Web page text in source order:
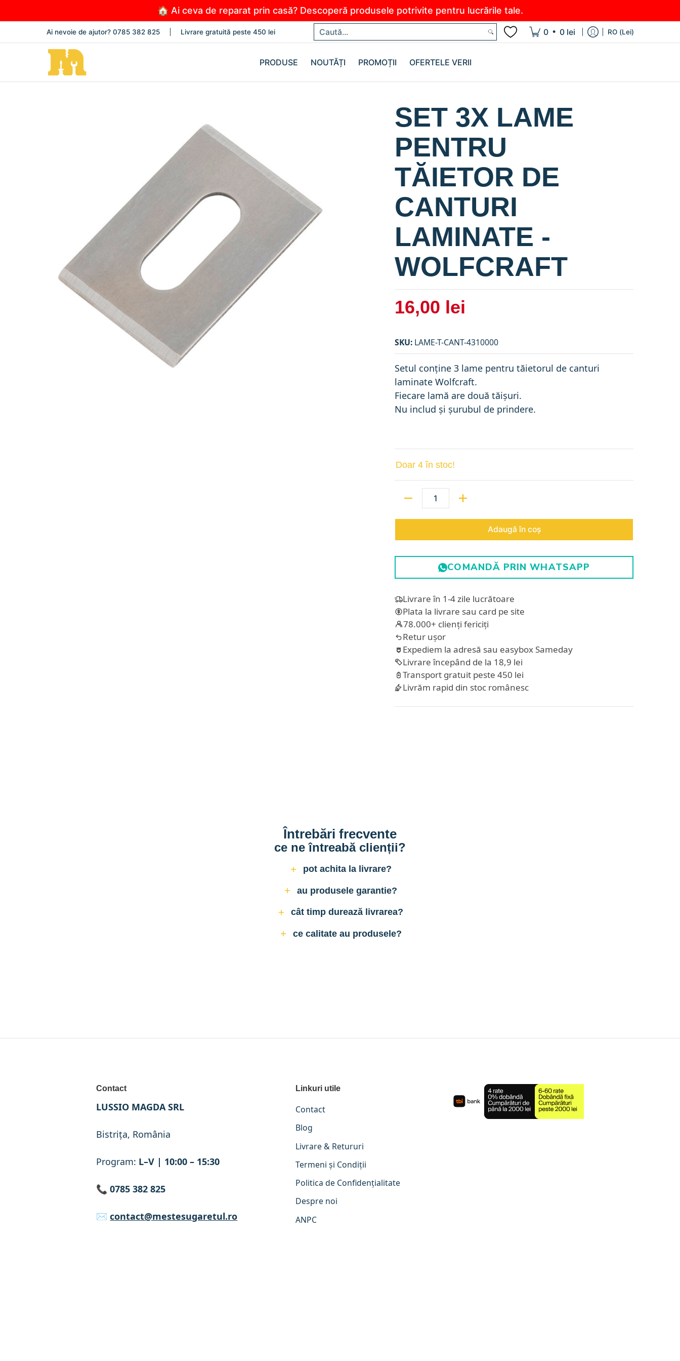
🏠 Ai ceva de reparat prin casă? Descoperă produsele potrivite pentru lucrările tale.
PRODUSE NOUTĂȚI PROMOȚII OFERTELE VERII
Ai nevoie de ajutor? 0785 382 825 Livrare gratuită peste 450 lei Caută... 0 • 0 lei RO (Lei)
PRODUSE NOUTĂȚI PROMOȚII OFERTELE VERII
SET 3X LAME
PENTRU
TĂIETOR DE
CANTURI
LAMINATE -
WOLFCRAFT
16,00 lei
SKU: LAME-T-CANT-4310000
Setul conține 3 lame pentru tăietorul de canturi
laminate Wolfcraft.
Fiecare lamă are două tăișuri.
Nu includ și șurubul de prindere.
Doar 4 în stoc!
Adaugă în coș
COMANDĂ PRIN WHATSAPP
Livrare în 1-4 zile lucrătoare
Plata la livrare sau card pe site
78.000+ clienți fericiți
Retur ușor
Expediem la adresă sau easybox Sameday
Livrare începând de la 18,9 lei
Transport gratuit peste 450 lei
Livrăm rapid din stoc românesc
Întrebări frecvente
ce ne întreabă clienții?
pot achita la livrare?
au produsele garantie?
cât timp durează livrarea?
ce calitate au produsele?
Contact
LUSSIO MAGDA SRL
Bistrița, România
Program: L–V | 10:00 – 15:30
📞0785 382 825
✉️contact@mestesugaretul.ro
Linkuri utile
Contact
Blog
Livrare & Retururi
Termeni și Condiții
Politica de Confidențialitate
Despre noi
ANPC